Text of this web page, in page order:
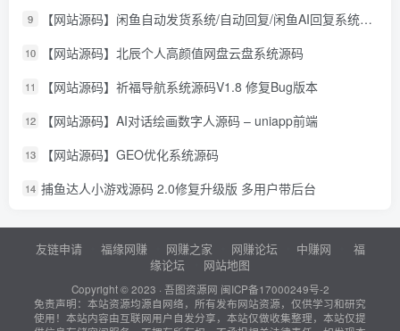
9 【网站源码】闲鱼自动发货系统/自动回复/闲鱼AI回复系统源码
10 【网站源码】北辰个人高颜值网盘云盘系统源码
11 【网站源码】祈福导航系统源码V1.8 修复Bug版本
12 【网站源码】AI对话绘画数字人源码 – uniapp前端
13 【网站源码】GEO优化系统源码
14 捕鱼达人小游戏源码 2.0修复升级版 多用户带后台
友链申请 福缘网赚 网赚之家 网赚论坛 中赚网
福
缘论坛
网站地图
Copyright © 2023 · 吾图资源网 闽ICP备17000249号-2
免责声明：本站资源均源自网络，所有发布网站资源，仅供学习和研究
使用！本站内容由互联网用户自发分享，本站仅做收集整理，本站仅提